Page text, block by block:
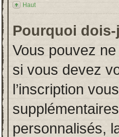
Haut
Pourquoi
Vous pouvez
si vous devez
l’inscription
personnalisés,